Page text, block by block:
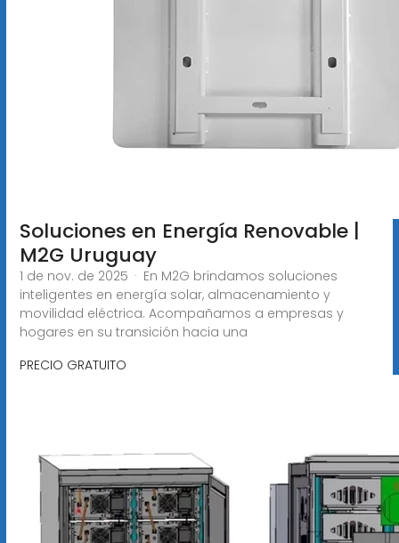
Soluciones en Energía Renovable |
M2G Uruguay
1 de nov. de 2025 · En M2G brindamos soluciones
inteligentes en energía solar, almacenamiento y
movilidad eléctrica. Acompañamos a empresas y
hogares en su transición hacia una
PRECIO GRATUITO